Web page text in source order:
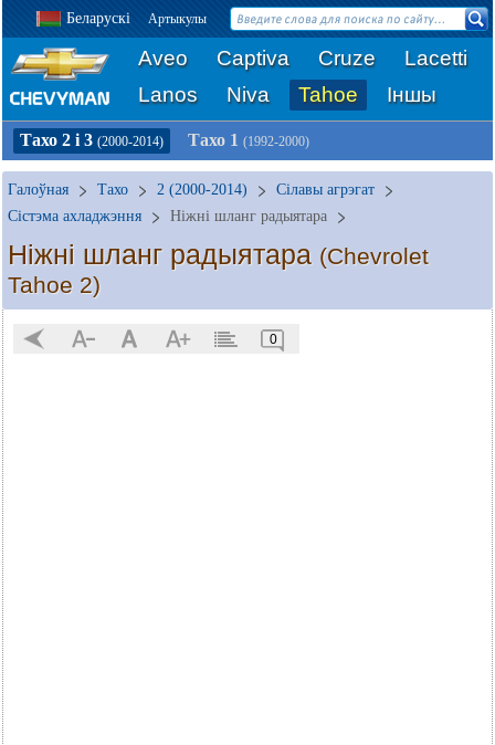
Беларускі Артыкулы
Aveo Captiva Cruze
Lacetti
Lanos
Niva Tahoe Іншы
Тахо 2 і 3 (2000-2014) Тахо 1 (1992-2000)
Галоўная Тахо 2 (2000-2014)
Сілавы агрэгат
Сістэма ахладжэння
Ніжні шланг радыятара
Ніжні шланг радыятара (Chevrolet
Tahoe 2)
0